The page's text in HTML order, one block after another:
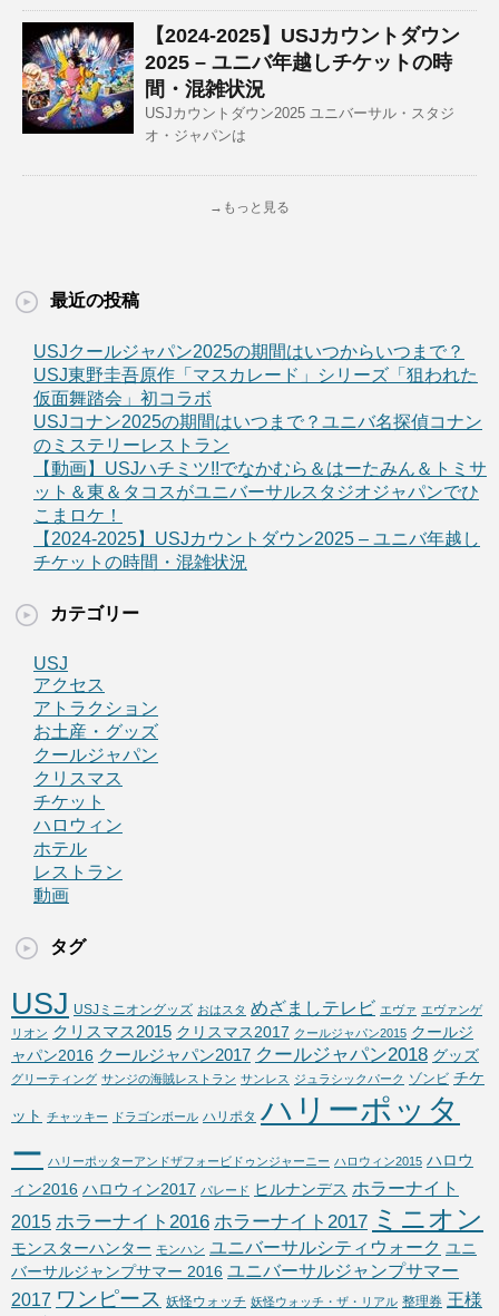
【2024-2025】USJカウントダウン
2025 – ユニバ年越しチケットの時
間・混雑状況
USJカウントダウン2025 ユニバーサル・スタジ
オ・ジャパンは
→もっと見る
最近の投稿
USJクールジャパン2025の期間はいつからいつまで？
USJ東野圭吾原作「マスカレード」シリーズ「狙われた
仮面舞踏会」初コラボ
USJコナン2025の期間はいつまで？ユニバ名探偵コナン
のミステリーレストラン
【動画】USJハチミツ!!でなかむら＆はーたみん＆トミサ
ット＆東＆タコスがユニバーサルスタジオジャパンでひ
こまロケ！
【2024-2025】USJカウントダウン2025 – ユニバ年越し
チケットの時間・混雑状況
カテゴリー
USJ
アクセス
アトラクション
お土産・グッズ
クールジャパン
クリスマス
チケット
ハロウィン
ホテル
レストラン
動画
タグ
USJ USJミニオングッズ おはスタ めざましテレビ エヴァ エヴァンゲ
リオン クリスマス2015 クリスマス2017 クールジャパン2015 クールジ
ャパン2016 クールジャパン2017 クールジャパン2018 グッズ
グリーティング サンジの海賊レストラン サンレス ジュラシックパーク ゾンビ チケ
ット チャッキー ドラゴンボール ハリポタ ハリーポッタ
ー ハリーポッターアンドザフォービドゥンジャーニー ハロウィン2015 ハロウ
ィン2016 ハロウィン2017 パレード ヒルナンデス ホラーナイト
2015 ホラーナイト2016 ホラーナイト2017 ミニオン
モンスターハンター モンハン ユニバーサルシティウォーク ユニ
バーサルジャンプサマー 2016 ユニバーサルジャンプサマー
2017 ワンピース 妖怪ウォッチ 妖怪ウォッチ・ザ・リアル 整理券 王様